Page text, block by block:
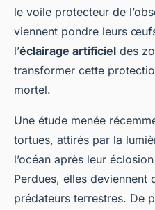
le voile protecteur de
viennent pondre leurs
l’éclairage artificiel des
transformer cette
mortel.
Une étude menée
tortues, attirés par la
l’océan après leur
Perdues, elles
prédateurs terrestres. De